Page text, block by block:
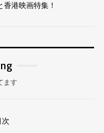
港映画特集！
ます
次